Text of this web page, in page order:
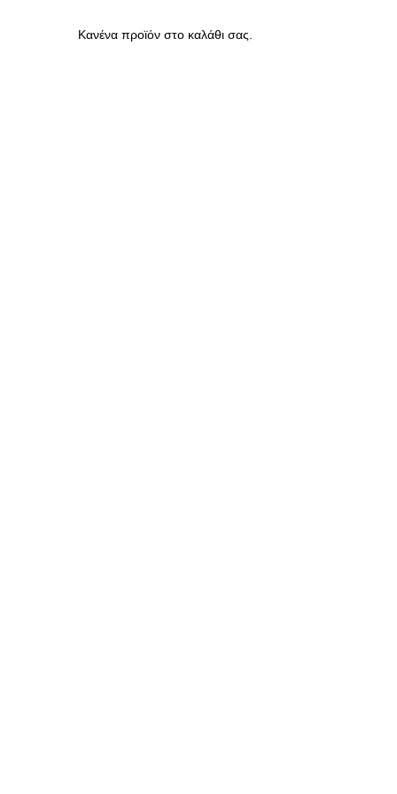
Κανένα προϊόν στο καλάθι σας.